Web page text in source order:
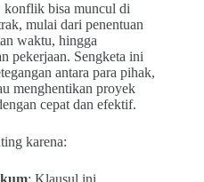
konflik bisa muncul di
mulai dari penentuan
waktu, hingga
pekerjaan. Sengketa ini
antara para pihak,
menghentikan proyek
cepat dan efektif.
karena:
: Klausul ini